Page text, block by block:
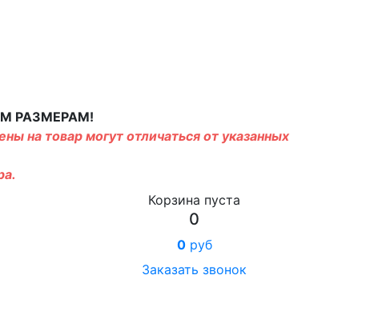
РАЗМЕРАМ!
на товар могут отличаться от указанных
Корзина пуста
0
0руб
Заказать звонок